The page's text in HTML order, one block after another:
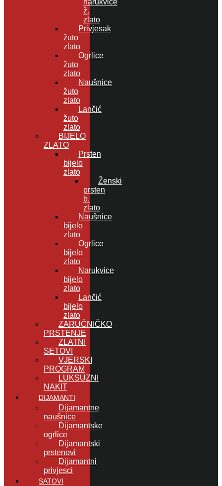
ž.
zlato
Privjesak
žuto
zlato
Ogrlice
žuto
zlato
Naušnice
žuto
zlato
Lančić
žuto
zlato
BIJELO
ZLATO
Prsten
bijelo
zlato
Ženski
prsten
b.
zlato
Naušnice
bijelo
zlato
Ogrlice
bijelo
zlato
Narukvice
bijelo
zlato
Lančić
bijelo
zlato
ZARUČNIČKO
PRSTENJE
ZLATNI
SETOVI
VJERSKI
PROGRAM
LUKSUZNI
NAKIT
DIJAMANTI
Dijamantne
naušnice
Dijamantske
ogrlice
Dijamantski
prstenovi
Dijamantni
privjesci
SATOVI